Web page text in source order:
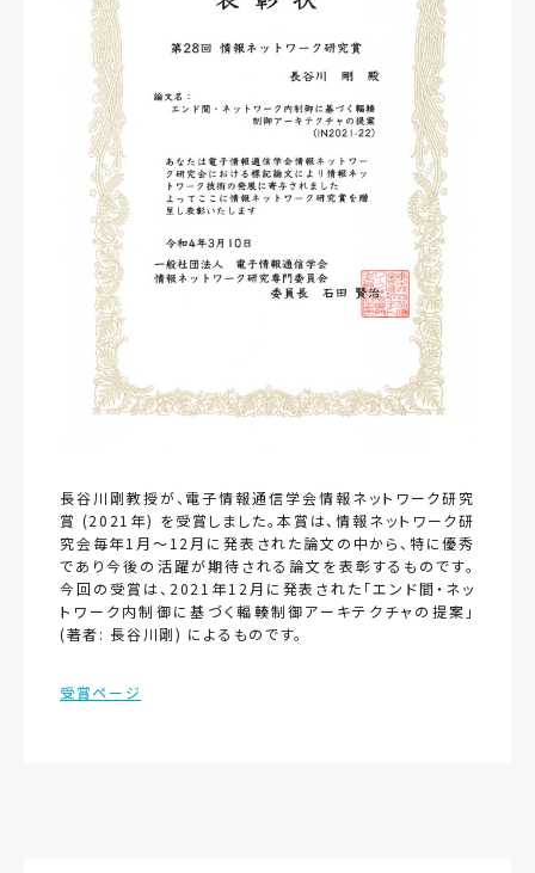
長谷川剛教授が、電子情報通信学会情報ネットワーク研究
賞 (2021年) を受賞しました。本賞は、情報ネットワーク研
究会毎年1月〜12月に発表された論文の中から、特に優秀
であり今後の活躍が期待される論文を表彰するものです。
今回の受賞は、2021年12月に発表された「エンド間・ネッ
トワーク内制御に基づく輻輳制御アーキテクチャの提案」
(著者: 長谷川剛) によるものです。
受賞ページ